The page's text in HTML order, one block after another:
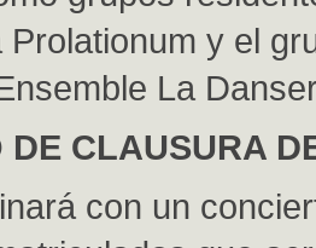
y el
La
DE CLAUSURA
con un